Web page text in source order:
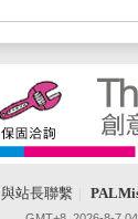
與站長聯繫